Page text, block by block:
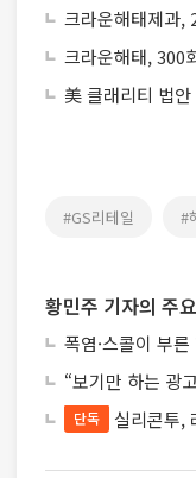
크라운해태제과,
크라운해태, 300
美 클래리티 법
#GS리테일 #
황민주 기자의 주
폭염·스콜이 부
“보기만 하는 광
단독 실리콘투,